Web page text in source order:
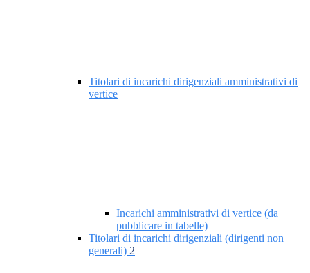
Titolari di incarichi dirigenziali amministrativi di
vertice
Incarichi amministrativi di vertice (da
pubblicare in tabelle)
Titolari di incarichi dirigenziali (dirigenti non
generali) 2